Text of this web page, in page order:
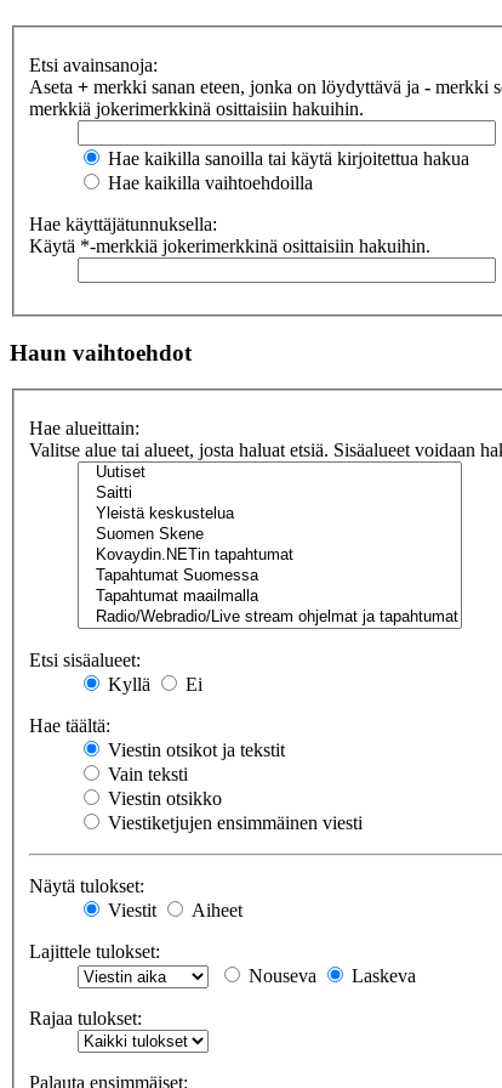
Etsi avainsanoja:
Aseta + merkki sanan eteen, jonka on löydyttävä ja - merkki
merkkiä jokerimerkkinä osittaisiin hakuihin.
Hae kaikilla sanoilla tai käytä kirjoitettua hakua
Hae kaikilla vaihtoehdoilla
Hae käyttäjätunnuksella:
Käytä *-merkkiä jokerimerkkinä osittaisiin hakuihin.
Haun vaihtoehdot
Hae alueittain:
Valitse alue tai alueet, josta haluat etsiä. Sisäalueet voidaan
Etsi sisäalueet:
Kyllä
Ei
Hae täältä:
Viestin otsikot ja tekstit
Vain teksti
Viestin otsikko
Viestiketjujen ensimmäinen viesti
Näytä tulokset:
Viestit
Aiheet
Lajittele tulokset:
Nouseva
Laskeva
Rajaa tulokset:
Palauta ensimmäiset: